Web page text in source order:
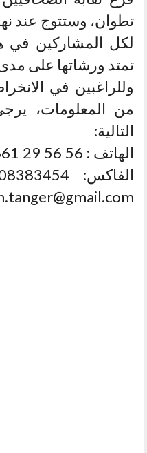
تطوان، وستتوج عند
لكل المشاركين في
تمتد ورشاتها على
وللراغبين في
من المعلومات،
التالية: